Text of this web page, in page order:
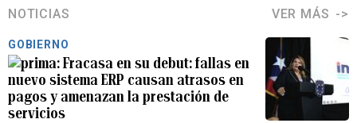
NOTICIAS VER MÁS
GOBIERNO
Fracasa en su debut: fallas en
nuevo sistema ERP causan atrasos en
pagos y amenazan la prestación de
servicios